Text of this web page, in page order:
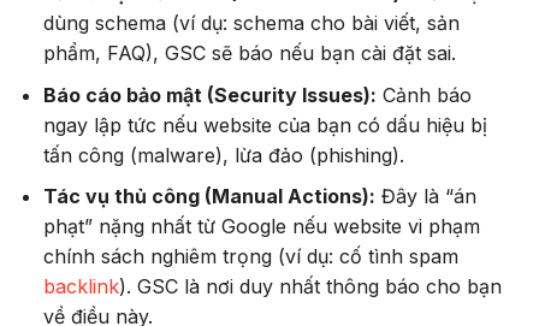
dùng schema (ví dụ: schema cho bài viết, sản
phẩm, FAQ), GSC sẽ báo nếu bạn cài đặt sai.
Báo cáo bảo mật (Security Issues): Cảnh báo
ngay lập tức nếu website của bạn có dấu hiệu bị
tấn công (malware), lừa đảo (phishing).
Tác vụ thủ công (Manual Actions): Đây là “án
phạt” nặng nhất từ Google nếu website vi phạm
chính sách nghiêm trọng (ví dụ: cố tình spam
backlink). GSC là nơi duy nhất thông báo cho bạn
về điều này.